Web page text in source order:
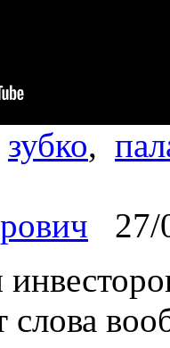
зубко,
27/
слова